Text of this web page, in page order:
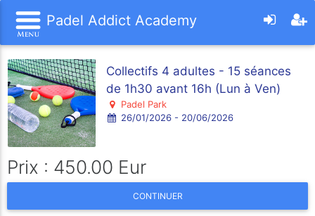
Padel Addict Academy
Collectifs 4 adultes - 15 séances
de 1h30 avant 16h (Lun à Ven)
Padel Park
26/01/2026 - 20/06/2026
Prix : 450.00 Eur
CONTINUER